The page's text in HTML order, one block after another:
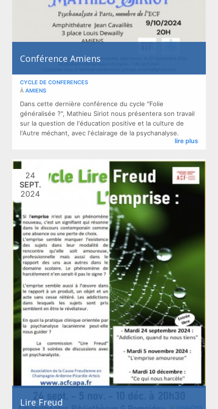
Conférence Amiens
CYCLE DE CONFERENCES
À AMIENS
Dans cette dernière conférence du cycle "Folie
généralisée ?", Mathieu Siriot nous présentera son travail
sur la question de l'éducation positive et la culture de
l'Autre méchant, avec l'éclairage de la psychanalyse.
lire plus
24
SEPT.
2024
Lire Freud